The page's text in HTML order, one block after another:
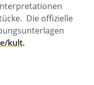
Die offizielle
kult.